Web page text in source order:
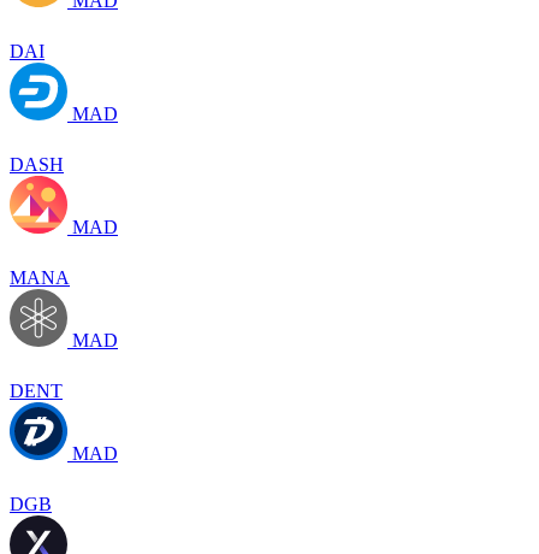
DAI
MAD
DASH
MAD
MANA
MAD
DENT
MAD
DGB